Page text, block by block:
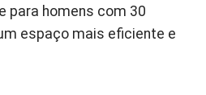
para homens com 30
espaço mais eficiente e